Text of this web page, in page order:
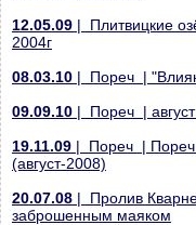
12.05.09 | Плитвицкие
2004г
08.03.10 | Пореч |
09.09.10 | Пореч |
19.11.09 | Пореч | Пореч
(август-2008)
20.07.08 | Пролив
заброшенным маяком